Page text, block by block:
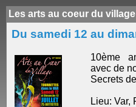
Les arts au coeur du village
Du samedi 12 au
10ème
avec de
Secrets
Lieu: Var,